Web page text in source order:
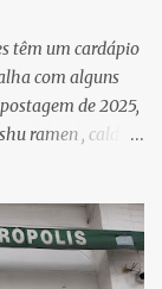
têm um cardápio
com alguns
de 2025,
ramen , caldo
mas peguei o
macarrão é
10 O combo de